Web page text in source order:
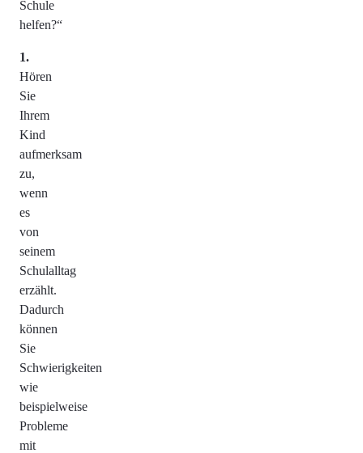
Schule
helfen?“
Hören
Sie
Ihrem
Kind
aufmerksam
zu,
wenn
es
von
seinem
Schulalltag
erzählt.
Dadurch
können
Sie
Schwierigkeiten
wie
beispielweise
Probleme
mit